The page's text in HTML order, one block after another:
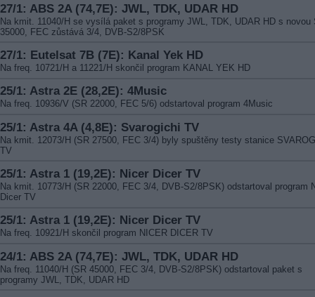
27/1: ABS 2A (74,7E): JWL, TDK, UDAR HD
Na kmit. 11040/H se vysílá paket s programy JWL, TDK, UDAR HD s novou
35000, FEC zůstává 3/4, DVB-S2/8PSK
27/1: Eutelsat 7B (7E): Kanal Yek HD
Na freq. 10721/H a 11221/H skončil program KANAL YEK HD
25/1: Astra 2E (28,2E): 4Music
Na freq. 10936/V (SR 22000, FEC 5/6) odstartoval program 4Music
25/1: Astra 4A (4,8E): Svarogichi TV
Na kmit. 12073/H (SR 27500, FEC 3/4) byly spuštěny testy stanice
TV
25/1: Astra 1 (19,2E): Nicer Dicer TV
Na kmit. 10773/H (SR 22000, FEC 3/4, DVB-S2/8PSK) odstartoval program
Dicer TV
25/1: Astra 1 (19,2E): Nicer Dicer TV
Na freq. 10921/H skončil program NICER DICER TV
24/1: ABS 2A (74,7E): JWL, TDK, UDAR HD
Na freq. 11040/H (SR 45000, FEC 3/4, DVB-S2/8PSK) odstartoval paket s
programy JWL, TDK, UDAR HD